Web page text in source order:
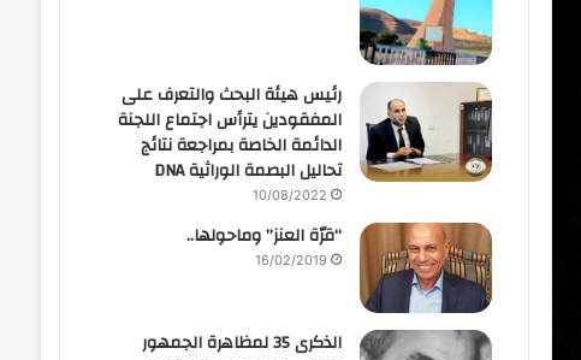
رئيس هيئة البحث والتعرف على
المفقودين يترأس اجتماع اللجنة
الدائمة الخاصة بمراجعة نتائج
تحاليل البصمة الوراثية DNA
10/08/2022
“قرّة العنز” وماحولها..
16/02/2019
الذكرى 35 لمظاهرة الجمهور